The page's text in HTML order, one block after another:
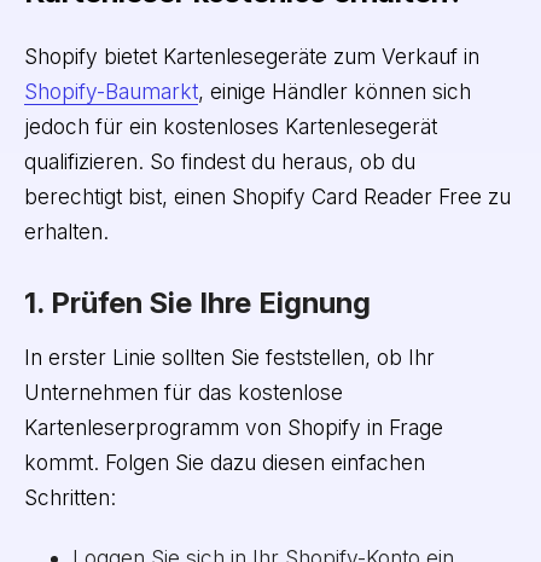
Shopify bietet Kartenlesegeräte zum Verkauf in
Shopify-Baumarkt, einige Händler können sich
jedoch für ein kostenloses Kartenlesegerät
qualifizieren. So findest du heraus, ob du
berechtigt bist, einen Shopify Card Reader Free zu
erhalten.
1. Prüfen Sie Ihre Eignung
In erster Linie sollten Sie feststellen, ob Ihr
Unternehmen für das kostenlose
Kartenleserprogramm von Shopify in Frage
kommt. Folgen Sie dazu diesen einfachen
Schritten: